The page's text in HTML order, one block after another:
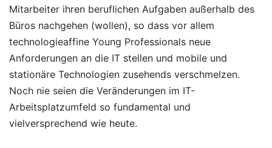
Mitarbeiter ihren beruflichen Aufgaben außerhalb des
Büros nachgehen (wollen), so dass vor allem
technologieaffine Young Professionals neue
Anforderungen an die IT stellen und mobile und
stationäre Technologien zusehends verschmelzen.
Noch nie seien die Veränderungen im IT-
Arbeitsplatzumfeld so fundamental und
vielversprechend wie heute.